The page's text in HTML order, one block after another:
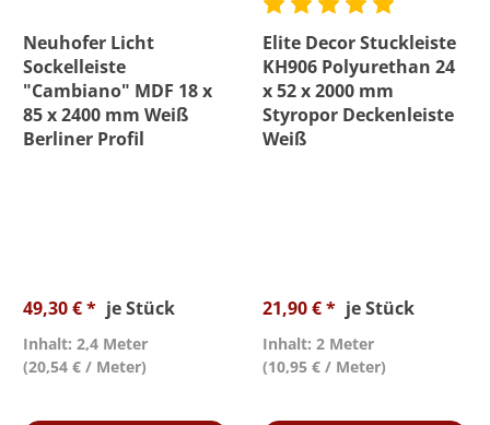
Neuhofer Licht
Sockelleiste
"Cambiano" MDF 18 x
85 x 2400 mm Weiß
Berliner Profil
49,30 € * je Stück
Inhalt: 2,4 Meter
(20,54 € / Meter)
Elite Decor Stuckleiste
KH906 Polyurethan 24
x 52 x 2000 mm
Styropor Deckenleiste
Weiß
21,90 € * je Stück
Inhalt: 2 Meter
(10,95 € / Meter)